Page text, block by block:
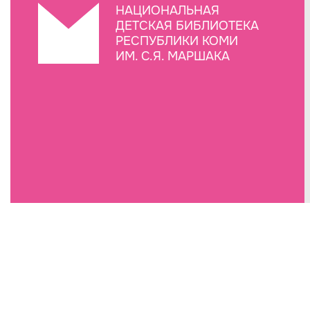
НАЦИОНАЛЬНАЯ
ДЕТСКАЯ БИБЛИОТЕКА
РЕСПУБЛИКИ КОМИ
ИМ. С.Я. МАРШАКА